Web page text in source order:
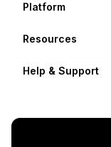
Platform
Resources
Help & Support